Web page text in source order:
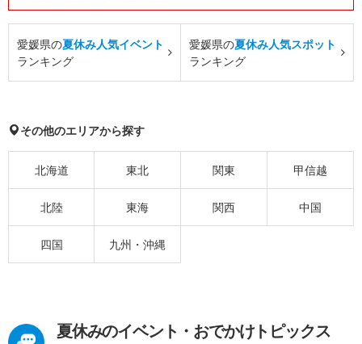
愛媛県の夏休み人気イベント
ランキング
愛媛県の夏休み人気スポット
ランキング
その他のエリアから探す
北海道 東北 関東 甲信越
北陸 東海 関西 中国
四国 九州・沖縄
夏休みのイベント・おでかけトピックス